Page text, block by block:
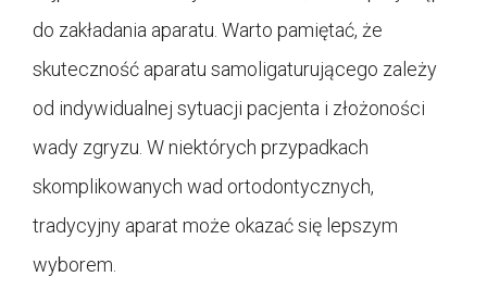
do zakładania aparatu. Warto pamiętać, że
skuteczność aparatu samoligaturującego zależy
od indywidualnej sytuacji pacjenta i złożoności
wady zgryzu. W niektórych przypadkach
skomplikowanych wad ortodontycznych,
tradycyjny aparat może okazać się lepszym
wyborem.